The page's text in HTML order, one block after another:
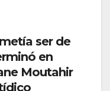
ser de
en
Moutahir